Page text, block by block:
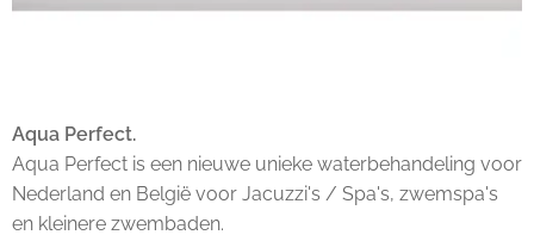
Aqua Perfect.
Aqua Perfect is een nieuwe unieke waterbehandeling voor
Nederland en België voor Jacuzzi's / Spa's, zwemspa's
en kleinere zwembaden.